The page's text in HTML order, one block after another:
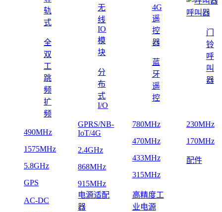
轨
式
全
双
工
跳
频
扩
频
无
线
IO
模
块
分
布
式
I/O
4G
遥
控
器
蓝
牙
遥
控
呼叫器
门
铃
呼
叫
器
490MHz
1575MHz
5.8GHz
GPS
GPRS/NB-
IoT/4G
2.4GHz
868MHz
915MHz
780MHz
470MHz
433MHz
315MHz
230MHz
170MHz
配件
AC-DC
电源适配
器
高精度工
业电源